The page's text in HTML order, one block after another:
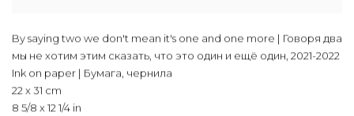
By saying two we don't mean it's one and one more | Говоря два
мы не хотим этим сказать, что это один и ещё один, 2021-2022
Ink on paper | Бумага, чернила
22 x 31 cm
8 5/8 x 12 1/4 in